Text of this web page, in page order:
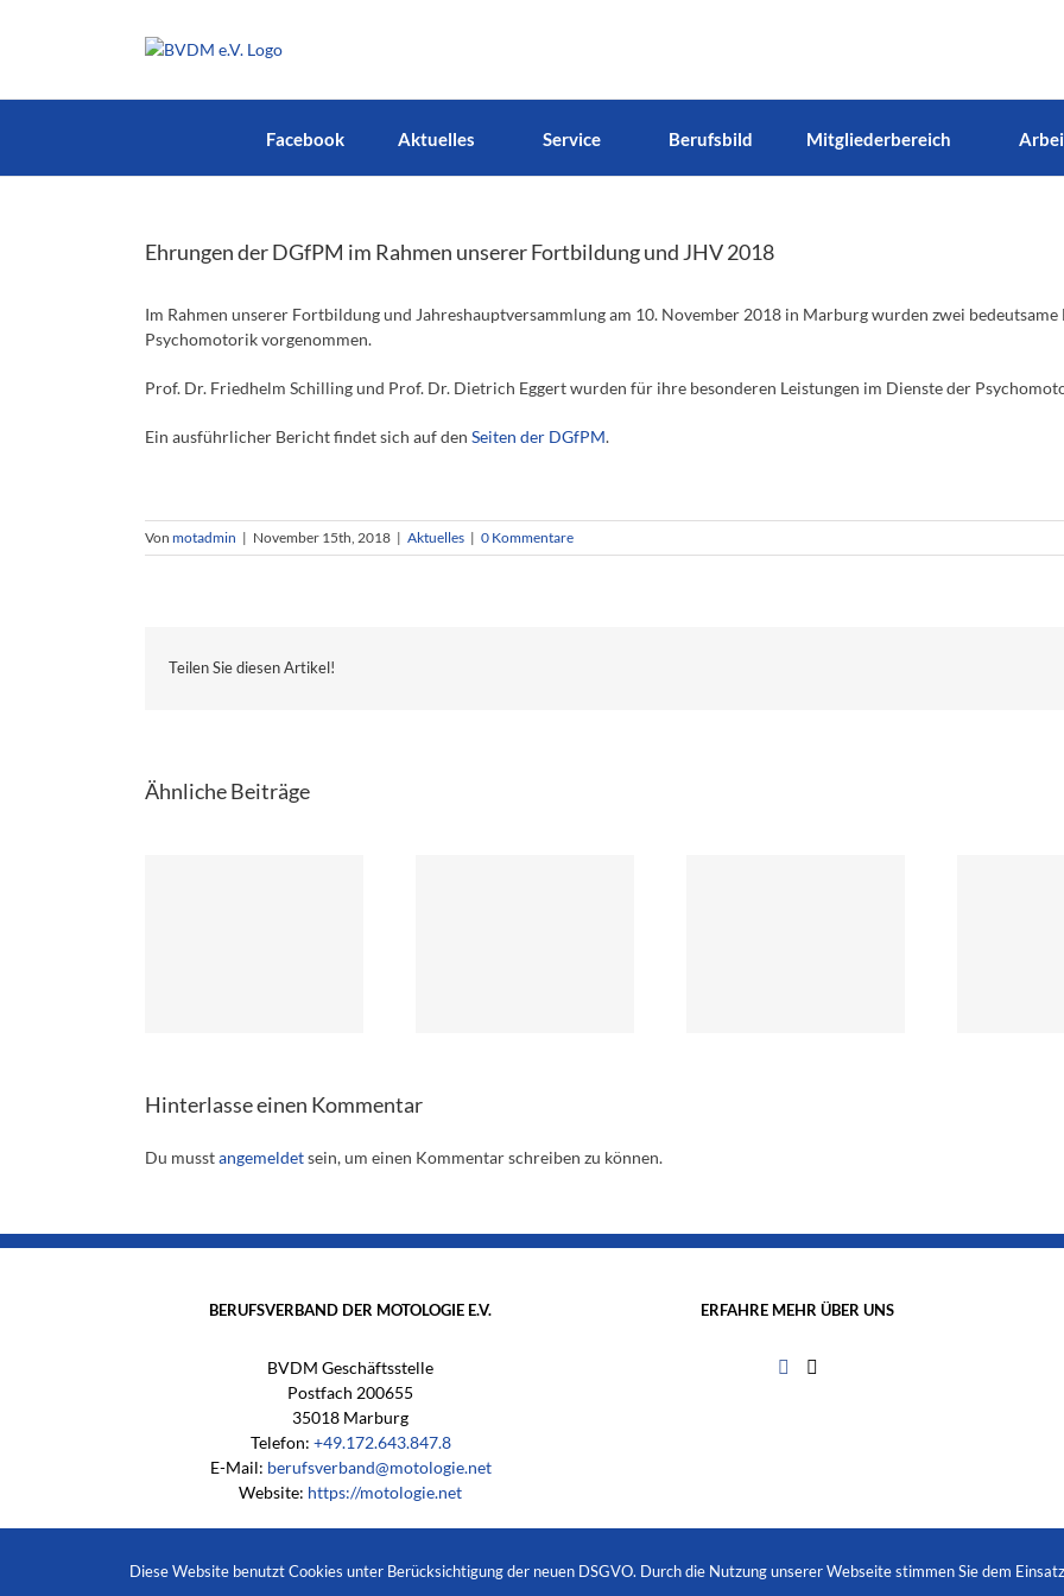
Facebook Aktuelles Service Berufsbild Mitgliederbereich
Ehrungen der DGfPM im Rahmen unserer Fortbildung und JHV 2018
Im Rahmen unserer Fortbildung und Jahreshauptversammlung am 10. November 2018 in Marburg wurden zwei
Psychomotorik vorgenommen.
Prof. Dr. Friedhelm Schilling und Prof. Dr. Dietrich Eggert wurden für ihre besonderen Leistungen im Dienste der
Ein ausführlicher Bericht findet sich auf den Seiten der DGfPM.
Von motadmin | November 15th, 2018 | Aktuelles | 0 Kommentare
Teilen Sie diesen Artikel!
Ähnliche Beiträge
Hinterlasse einen Kommentar
Du musstangemeldetsein, um einen Kommentar schreiben zu können.
BERUFSVERBAND DER MOTOLOGIE E.V.
BVDM Geschäftsstelle
Postfach 200655
35018 Marburg
Telefon: +49.172.643.847.8
E-Mail: berufsverband@motologie.net
Website: https://motologie.net
ERFAHRE MEHR ÜBER UNS
Berufsverband der Motologie | Alle Rechte vorbehalten | Design durch
Diese Website benutzt Cookies unter Berücksichtigung der neuen DSGVO. Durch die Nutzung unserer Webseite stimmen Sie dem